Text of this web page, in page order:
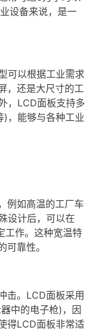
设备来说，是一
以根据工业需求
，还是大尺寸的工
，LCD面板支持多
)，能够与各种工业
如高温的工厂车
设计后，可以在
作。这种宽温特
靠性。
。LCD面板采用
中的电子枪)，因
得LCD面板非常适